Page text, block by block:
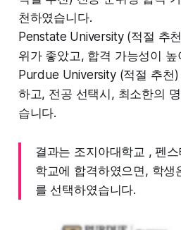
천하였습니다.
Penstate University (적절 추
위가 좋았고, 합격 가능성이
Purdue University (적절 추천
하고, 전공 선택시, 최소한의
습니다.
결과는 조지아대학교 , 펜
학교에 합격하였으면, 학생
를 선택하였습니다.